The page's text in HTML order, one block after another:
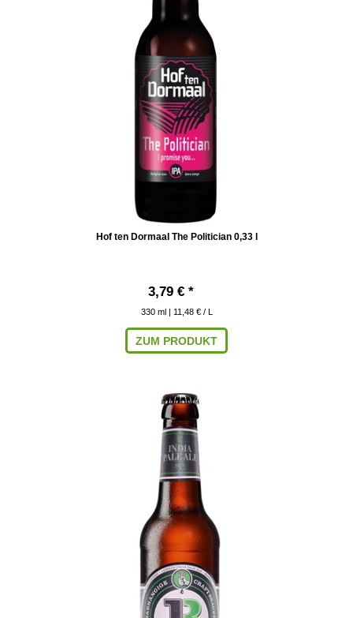
Hof ten Dormaal The Politician 0,33 l
3,79 € *
330 ml | 11,48 € / L
ZUM PRODUKT